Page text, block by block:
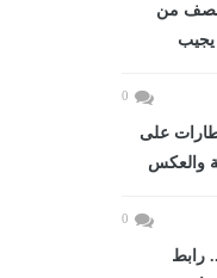
من
يجيب
0
على
والعكس
0
تنسيق الجامعات 2026.. رابط